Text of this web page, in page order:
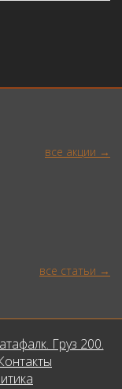
все акции
все статьи
Груз 200.